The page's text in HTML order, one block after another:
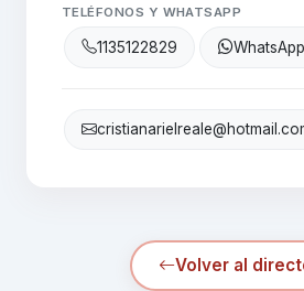
TELÉFONOS Y WHATSAPP
1135122829
Volver al